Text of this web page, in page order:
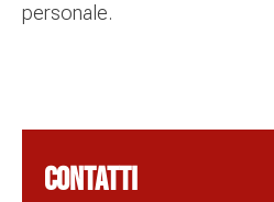
personale.
CONTATTI